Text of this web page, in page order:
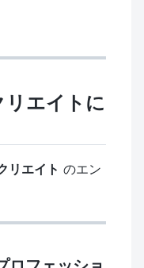
リエイトに
リエイト のエン